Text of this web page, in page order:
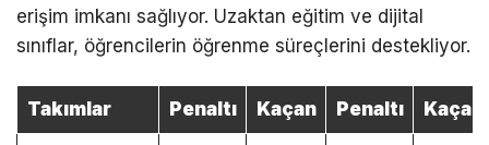
erişim imkanı sağlıyor. Uzaktan eğitim ve dijital
sınıflar, öğrencilerin öğrenme süreçlerini destekliyor.
Takımlar Penaltı Kaçan Penaltı Kaçan